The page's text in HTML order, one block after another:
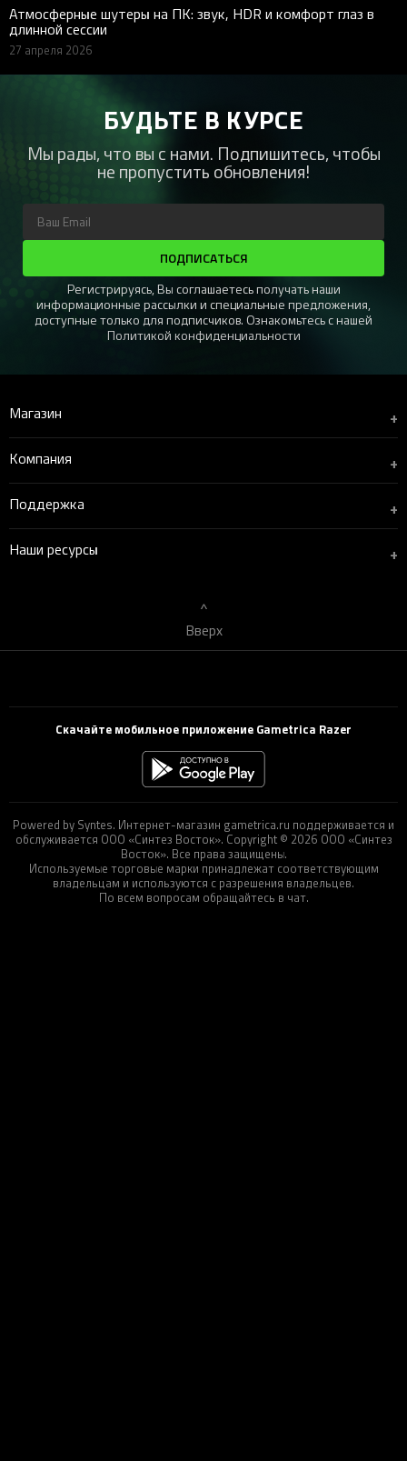
Атмосферные шутеры на ПК: звук, HDR и комфорт глаз в
длинной сессии
27 апреля 2026
БУДЬТЕ В КУРСЕ
Мы рады, что вы с нами. Подпишитесь, чтобы
не пропустить обновления!
ПОДПИСАТЬСЯ
Регистрируясь, Вы соглашаетесь получать наши
информационные рассылки и специальные предложения,
доступные только для подписчиков. Ознакомьтесь с нашей
Политикой конфиденциальности
Магазин +
Компания +
Поддержка +
Наши ресурсы +
Вверх
Скачайте мобильное приложение Gametrica Razer
Powered by Syntes. Интернет-магазин gametrica.ru поддерживается и
обслуживается ООО «Синтез Восток». Copyright © 2026 ООО «Синтез
Восток». Все права защищены.
Используемые торговые марки принадлежат соответствующим
владельцам и используются с разрешения владельцев.
По всем вопросам обращайтесь в чат.